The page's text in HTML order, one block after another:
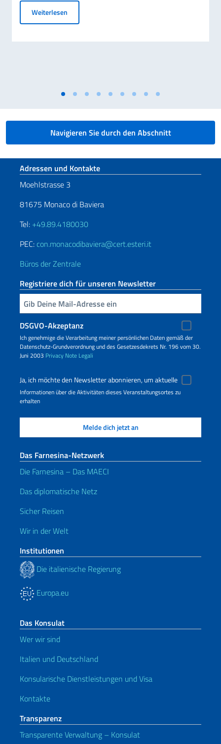
Weiterlesen
Navigieren Sie durch den Abschnitt
Fußbereich
Adressen und Kontakte
Moehlstrasse 3
81675 Monaco di Baviera
Tel: +49.89.4180030
PEC: con.monacodibaviera@cert.esteri.it
Büros der Zentrale
Registriere dich für unseren Newsletter
Geben Sie Ihre E-Mail ein
DSGVO-Akzeptanz
Ich genehmige die Verarbeitung meiner persönlichen Daten gemäß der
Datenschutz-Grundverordnung und des Gesetzesdekrets Nr. 196 vom 30.
Juni 2003 Privacy Note Legali
Ja, ich möchte den Newsletter abonnieren, um aktuelle
Informationen über die Aktivitäten dieses Veranstaltungsortes zu
erhalten
Das Farnesina-Netzwerk
Die Farnesina – Das MAECI
Das diplomatische Netz
Sicher Reisen
Wir in der Welt
Institutionen
Die italienische Regierung
Europa.eu
Das Konsulat
Wer wir sind
Italien und Deutschland
Konsularische Dienstleistungen und Visa
Kontakte
Transparenz
Transparente Verwaltung – Konsulat